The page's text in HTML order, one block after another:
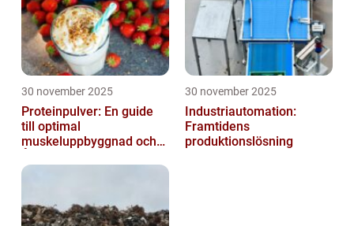
30 november 2025
Proteinpulver: En guide
till optimal
muskeluppbyggnad och
30 november 2025
Industriautomation:
Framtidens
produktionslösning